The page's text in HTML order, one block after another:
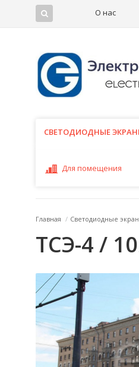
О нас
СВЕТОДИОДНЫЕ
СВЕТОДИОДНЫЕ
Для помещения
Главная / Светодиодные
ТСЭ-4 /